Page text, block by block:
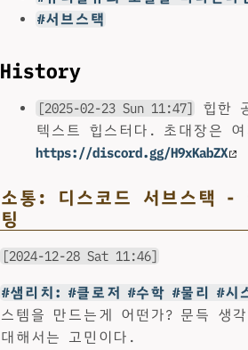
#서브스택
History
[2025-02-23 Sun 11:47]
힙한
텍스트 힙스터다. 초대장은
https://discord.gg/H9xKabZX
소통: 디스코드 서브스택 -
팅
[2024-12-28 Sat 11:46]
#샘리치: #클로저 #수학 #물리 #시
스템을 만드는게 어떤가? 문득 생
대해서는 고민이다.